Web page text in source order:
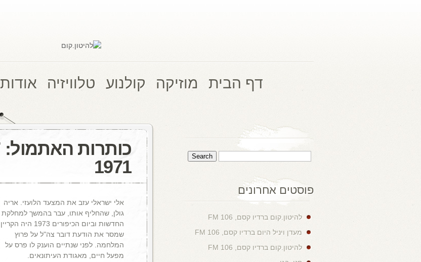
דף הבית מוזיקה קולנוע טלוויזיה אודות
1971
אלי ישראלי עזב את המצעד הלועזי. אריה
גולן, שהחליף אותו, עבר בהמשך למחלקת
החדשות וביום הכיפורים 1973 היה הקריין
שמסר את הודעת דובר צה"ל על פרוץ
המלחמה. לפני שנתיים הוענק לו פרס על
מפעל חיים, מאגודת העיתונאים.
פוסטים אחרונים
להיטון.קום ברדיו קסם, 106 FM
מעדן ויניל היום ברדיו קסם, 106 FM
להיטון.קום ברדיו קסם, 106 FM